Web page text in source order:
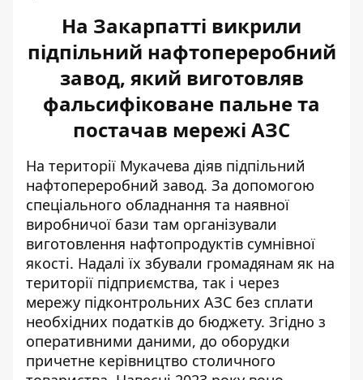
На Закарпатті викрили
підпільний нафтопереробний
завод, який виготовляв
фальсифіковане пальне та
постачав мережі АЗС
На території Мукачева діяв підпільний
нафтопереробний завод. За допомогою
спеціального обладнання та наявної
виробничої бази там організували
виготовлення нафтопродуктів сумнівної
якості. Надалі їх збували громадянам як на
території підприємства, так і через
мережу підконтрольних АЗС без сплати
необхідних податків до бюджету. Згідно з
оперативними даними, до оборудки
причетне керівництво столичного